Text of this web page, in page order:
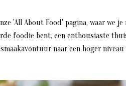
'All About Food' pagina, waar we
foodie bent, een enthousiaste
naar een hoger